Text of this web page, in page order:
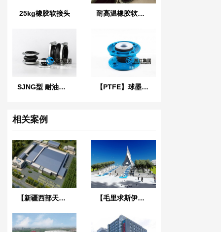
25kg橡胶软接头 耐高温橡胶软接头
SJNG型 耐油橡胶避震喉 【PTFE】球墨法兰四氟橡胶接头“适用于航空煤油”
相关案例
【新疆西部天山乳业项目】橡胶接头合同 【毛里求斯伊甸园文化广场】吊式弹簧减震器合同